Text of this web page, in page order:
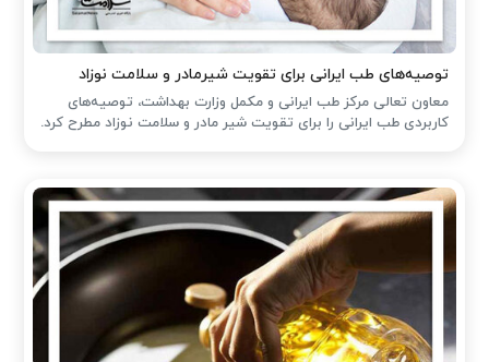
توصیه‌های طب ایرانی برای تقویت شیرمادر و سلامت نوزاد
معاون تعالی مرکز طب ایرانی و مکمل وزارت بهداشت، توصیه‌های
کاربردی طب ایرانی را برای تقویت شیر مادر و سلامت نوزاد مطرح کرد.